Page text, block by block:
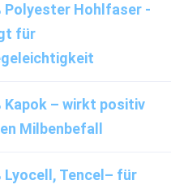
Polyester Hohlfaser -
für
Kapok – wirkt positiv
Milbenbefall
Lyocell, Tencel– für